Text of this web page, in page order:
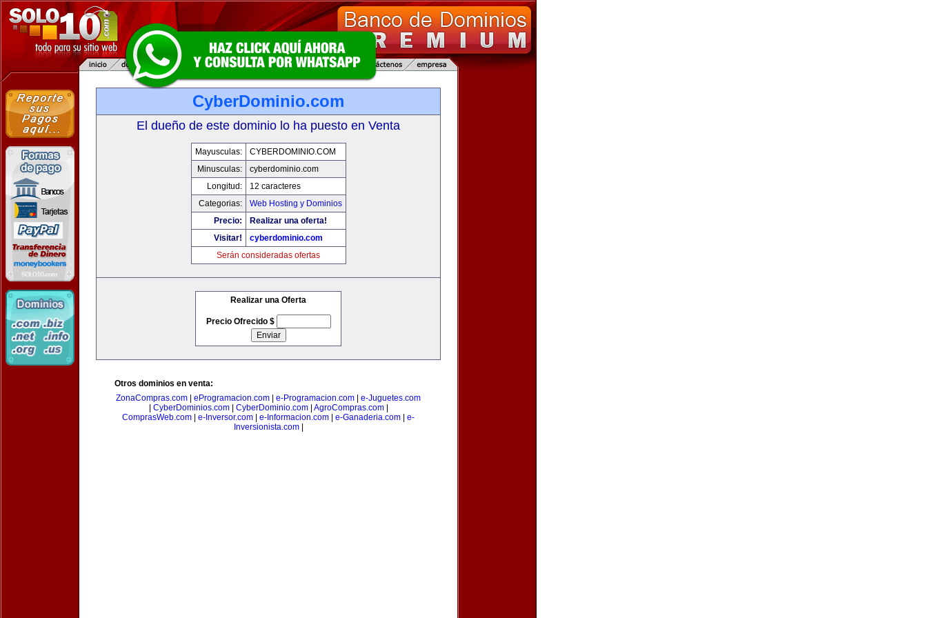
CyberDominio.com
El dueño de este dominio lo ha puesto en Venta
Mayusculas:
CYBERDOMINIO.COM
Minusculas:
cyberdominio.com
Longitud:
12 caracteres
Categorias:
Web Hosting y Dominios
Precio:
Realizar una oferta!
Visitar!
cyberdominio.com
Serán consideradas ofertas
Realizar una Oferta
Precio Ofrecido $
Otros dominios en venta:
ZonaCompras.com
eProgramacion.com e-Programacion.com
e-Juguetes.com
CyberDominios.com| CyberDominio.com| AgroCompras.com|
ComprasWeb.com
e-Inversor.com e-Informacion.com e-Ganaderia.com
e-
Inversionista.com|